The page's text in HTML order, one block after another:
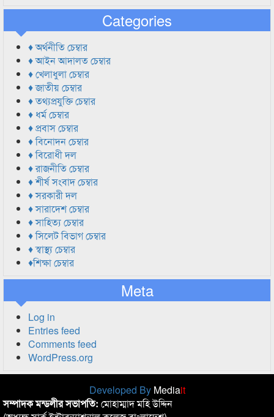
Categories
♦ অর্থনীতি চেম্বার
♦ আইন আদালত চেম্বার
♦ খেলাধুলা চেম্বার
♦ জাতীয় চেম্বার
♦ তথ্যপ্রযুক্তি চেম্বার
♦ ধর্ম চেম্বার
♦ প্রবাস চেম্বার
♦ বিনোদন চেম্বার
♦ বিরোধী দল
♦ রাজনীতি চেম্বার
♦ শীর্ষ সংবাদ চেম্বার
♦ সরকারী দল
♦ সারাদেশ চেম্বার
♦ সাহিত্য চেম্বার
♦ সিলেট বিভাগ চেম্বার
♦ স্বাস্থ্য চেম্বার
♦শিক্ষা চেম্বার
Meta
Log in
Entries feed
Comments feed
WordPress.org
Developed By Mediait
সম্পাদক মন্ডলীর সভাপতি: মোহাম্মাদ মহি উদ্দিন